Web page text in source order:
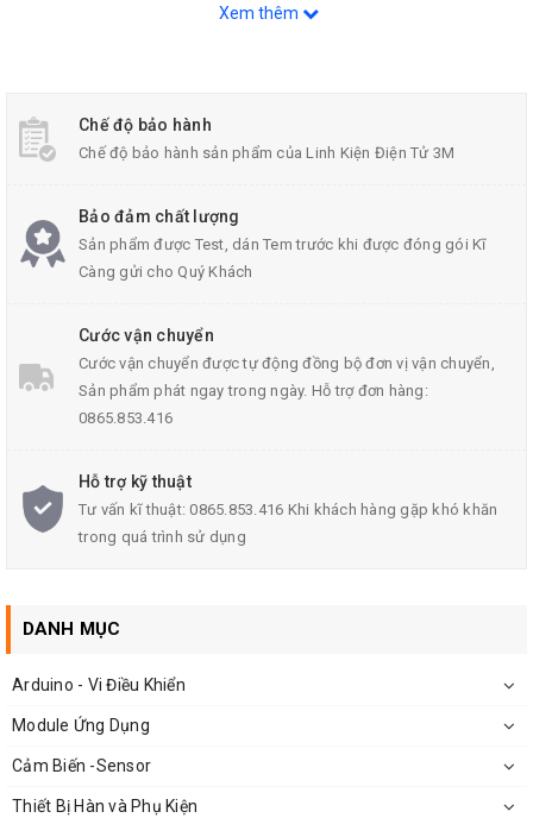
KIT STM8S103F3P6
STM8S103F3P6
Điên áp: 4.5~5V
Bộ nhớ chương trình: 8KB
Nhiệt độ : -40~85°C
Kích thước: 28 x 17 x5mm
Xem thêm
Chế độ bảo hành
Chế độ bảo hành sản phẩm của Linh Kiện Điện Tử 3M
Bảo đảm chất lượng
Sản phẩm được Test, dán Tem trước khi được đóng gói Kĩ
Càng gửi cho Quý Khách
Cước vận chuyển
Cước vận chuyển được tự động đồng bộ đơn vị vận chuyển,
Sản phẩm phát ngay trong ngày. Hỗ trợ đơn hàng:
0865.853.416
Hỗ trợ kỹ thuật
Tư vấn kĩ thuật: 0865.853.416 Khi khách hàng gặp khó khăn
trong quá trình sử dụng
DANH MỤC
Arduino - Vi Điều Khiển
Module Ứng Dụng
Cảm Biến -Sensor
Thiết Bị Hàn và Phụ Kiện